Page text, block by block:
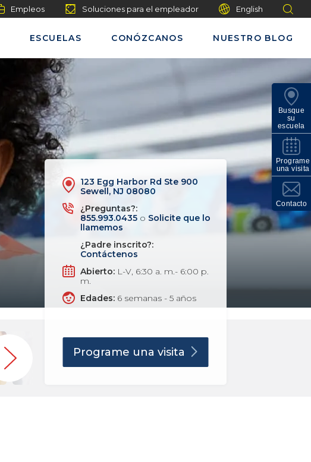
Empleos Soluciones para el empleador English
ESCUELAS CONÓZCANOS NUESTRO BLOG
Busque
su
escuela
Programe
una visita
Contacto
123 Egg Harbor Rd Ste 900
Sewell, NJ 08080
¿Preguntas?:
855.993.0435 o Solicite que lo
llamemos
¿Padre inscrito?:
Contáctenos
Abierto:L-V, 6:30 a. m.- 6:00 p.
m.
Edades:6 semanas - 5 años
Programe unavisita